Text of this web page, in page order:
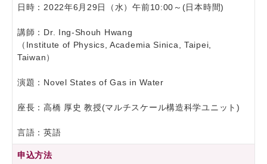
日時：2022年6月29日（水）午前10:00～(日本時間)
講師：Dr. Ing-Shouh Hwang
（Institute of Physics, Academia Sinica, Taipei,
Taiwan）
演題：Novel States of Gas in Water
座長：高橋 厚史 教授(マルチスケール構造科学ユニット)
言語：英語
申込方法